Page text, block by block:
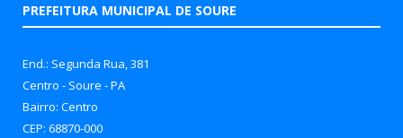
PREFEITURA MUNICIPAL DE SOURE
End.: Segunda Rua, 381
Centro - Soure - PA
Bairro: Centro
CEP: 68870-000